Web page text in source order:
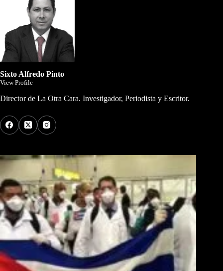
Sixto Alfredo Pinto
View Profile
Director de La Otra Cara. Investigador, Periodista y Escritor.